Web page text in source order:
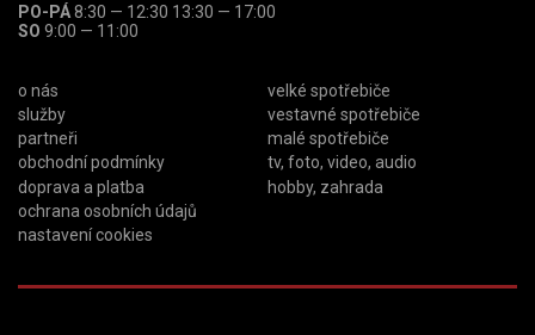
PO-PÁ8:30 — 12:30 13:30 — 17:00
SO 9:00 — 11:00
o nás
služby
partneři
obchodní podmínky
doprava a platba
ochrana osobních údajů
nastavení cookies
velké spotřebiče
vestavné spotřebiče
malé spotřebiče
tv, foto, video, audio
hobby, zahrada